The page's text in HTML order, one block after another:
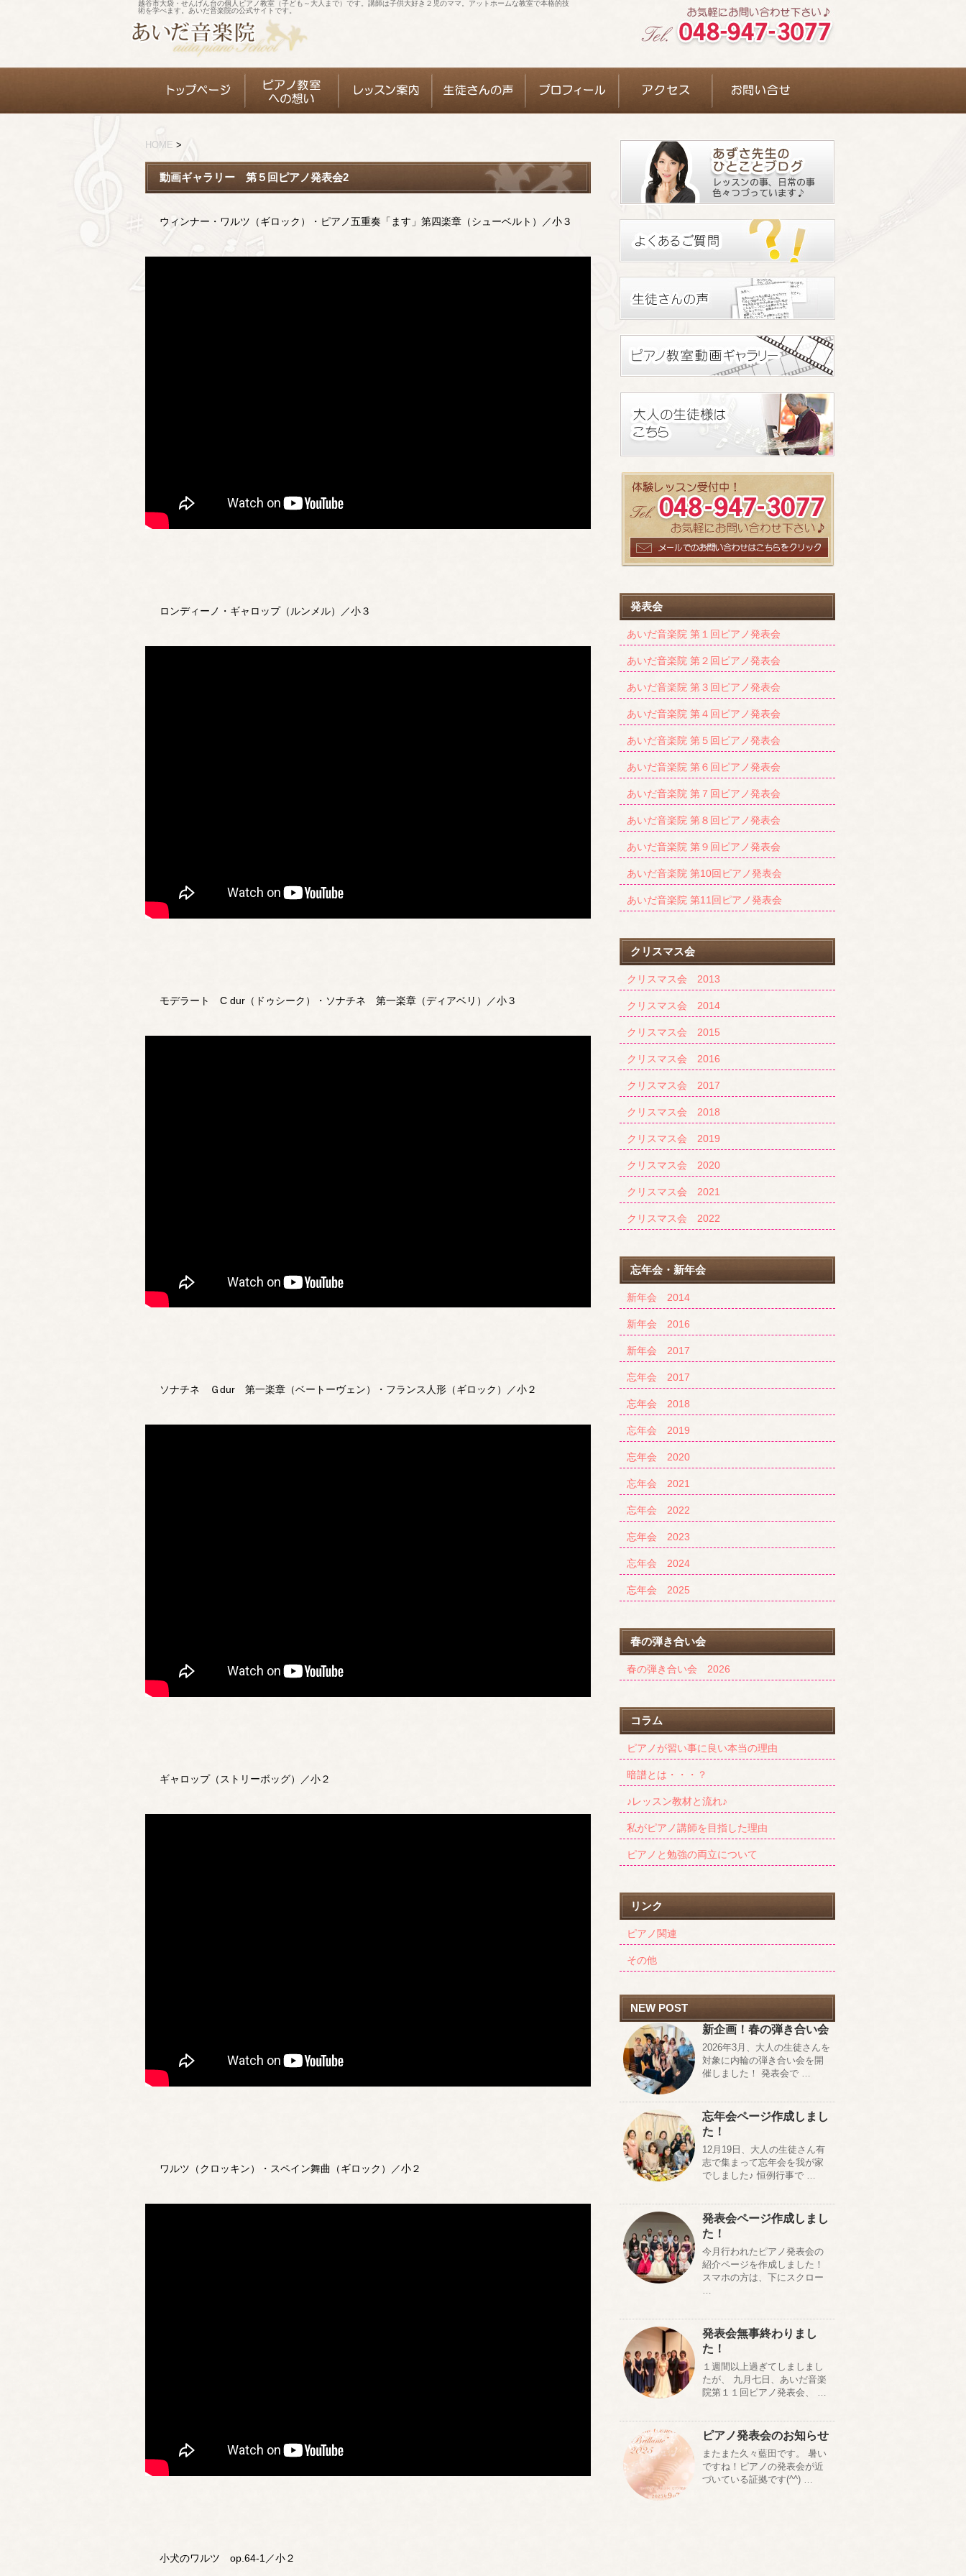
越谷市大袋・せんげん台の個人ピアノ教室（子ども～大人まで）です。講師は子供大好き２児のママ。アットホームな教室で本格的技
術を学べます。あいだ音楽院の公式サイトです。
HOME >
動画ギャラリー 第５回ピアノ発表会2
ウィンナー・ワルツ（ギロック）・ピアノ五重奏「ます」第四楽章（シューベルト）／小３
ロンディーノ・ギャロップ（ルンメル）／小３
モデラート C dur（ドゥシーク）・ソナチネ 第一楽章（ディアベリ）／小３
ソナチネ Ｇdur 第一楽章（ベートーヴェン）・フランス人形（ギロック）／小２
ギャロップ（ストリーボッグ）／小２
ワルツ（クロッキン）・スペイン舞曲（ギロック）／小２
小犬のワルツ op.64-1／小２
発表会
あいだ音楽院 第１回ピアノ発表会
あいだ音楽院 第２回ピアノ発表会
あいだ音楽院 第３回ピアノ発表会
あいだ音楽院 第４回ピアノ発表会
あいだ音楽院 第５回ピアノ発表会
あいだ音楽院 第６回ピアノ発表会
あいだ音楽院 第７回ピアノ発表会
あいだ音楽院 第８回ピアノ発表会
あいだ音楽院 第９回ピアノ発表会
あいだ音楽院 第10回ピアノ発表会
あいだ音楽院 第11回ピアノ発表会
クリスマス会
クリスマス会 2013
クリスマス会 2014
クリスマス会 2015
クリスマス会 2016
クリスマス会 2017
クリスマス会 2018
クリスマス会 2019
クリスマス会 2020
クリスマス会 2021
クリスマス会 2022
忘年会・新年会
新年会 2014
新年会 2016
新年会 2017
忘年会 2017
忘年会 2018
忘年会 2019
忘年会 2020
忘年会 2021
忘年会 2022
忘年会 2023
忘年会 2024
忘年会 2025
春の弾き合い会
春の弾き合い会 2026
コラム
ピアノが習い事に良い本当の理由
暗譜とは・・・？
♪レッスン教材と流れ♪
私がピアノ講師を目指した理由
ピアノと勉強の両立について
リンク
ピアノ関連
その他
NEW POST
新企画！春の弾き合い会
2026年3月、大人の生徒さんを
対象に内輪の弾き合い会を開
催しました！ 発表会で …
忘年会ページ作成しまし
た！
12月19日、大人の生徒さん有
志で集まって忘年会を我が家
でしました♪ 恒例行事で …
発表会ページ作成しまし
た！
今月行われたピアノ発表会の
紹介ページを作成しました！
スマホの方は、下にスクロー
…
発表会無事終わりまし
た！
１週間以上過ぎてしましまし
たが、 九月七日、あいだ音楽
院第１１回ピアノ発表会、 …
ピアノ発表会のお知らせ
またまた久々藍田です。 暑い
ですね！ピアノの発表会が近
づいている証拠です(^^) …